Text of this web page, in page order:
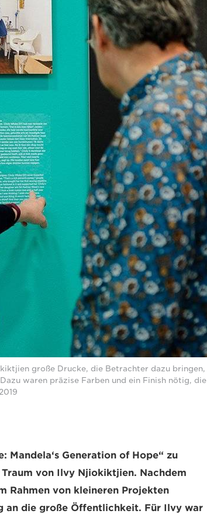
große Drucke, die Betrachter dazu bringen,
waren präzise Farben und ein Finish nötig, die
Mandela‘s Generation of Hope“ zu
von Ilvy Njiokiktjien. Nachdem
Rahmen von kleineren Projekten
an die große Öffentlichkeit. Für Ilvy war